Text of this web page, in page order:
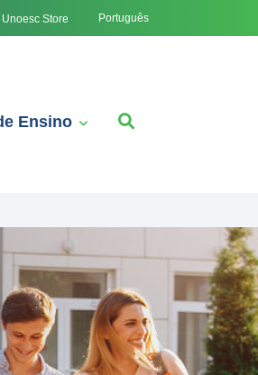
Unoesc Store Português
Ensino